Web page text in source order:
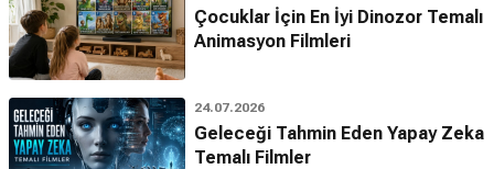
Çocuklar İçin En İyi Dinozor Temalı
Animasyon Filmleri
24.07.2026
Geleceği Tahmin Eden Yapay Zeka
Temalı Filmler